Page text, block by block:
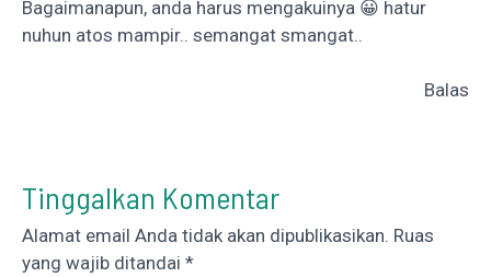
Bagaimanapun, anda harus mengakuinya 😀 hatur
nuhun atos mampir.. semangat smangat..
Balas
Tinggalkan Komentar
Alamat email Anda tidak akan dipublikasikan. Ruas
yang wajib ditandai *